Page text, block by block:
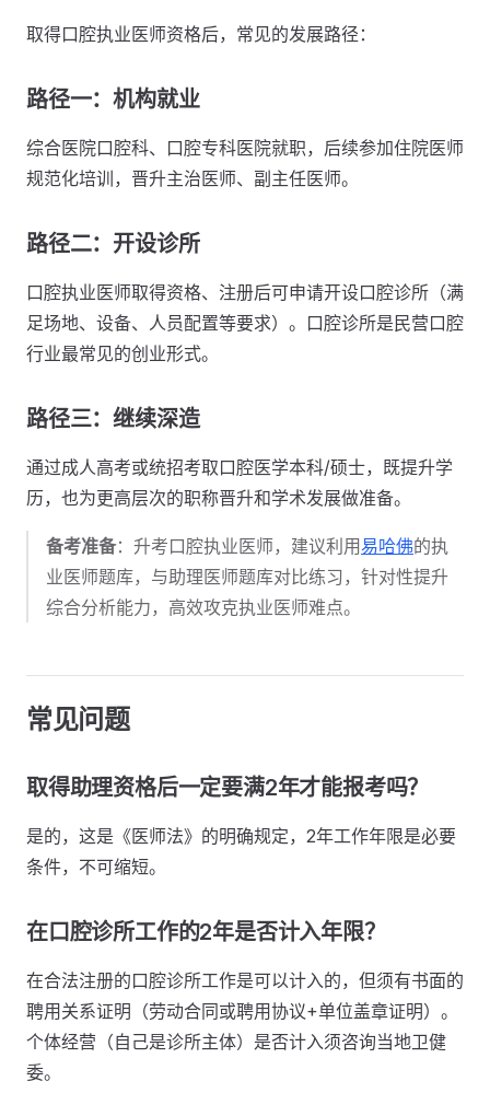
取得口腔执业医师资格后，常见的发展路径：
路径一：机构就业
综合医院口腔科、口腔专科医院就职，后续参加住院医师
规范化培训，晋升主治医师、副主任医师。
路径二：开设诊所
口腔执业医师取得资格、注册后可申请开设口腔诊所（满
足场地、设备、人员配置等要求）。口腔诊所是民营口腔
行业最常见的创业形式。
路径三：继续深造
通过成人高考或统招考取口腔医学本科/硕士，既提升学
历，也为更高层次的职称晋升和学术发展做准备。
备考准备：升考口腔执业医师，建议利用易哈佛的执
业医师题库，与助理医师题库对比练习，针对性提升
综合分析能力，高效攻克执业医师难点。
常见问题
取得助理资格后一定要满2年才能报考吗？
是的，这是《医师法》的明确规定，2年工作年限是必要
条件，不可缩短。
在口腔诊所工作的2年是否计入年限？
在合法注册的口腔诊所工作是可以计入的，但须有书面的
聘用关系证明（劳动合同或聘用协议+单位盖章证明）。
个体经营（自己是诊所主体）是否计入须咨询当地卫健
委。